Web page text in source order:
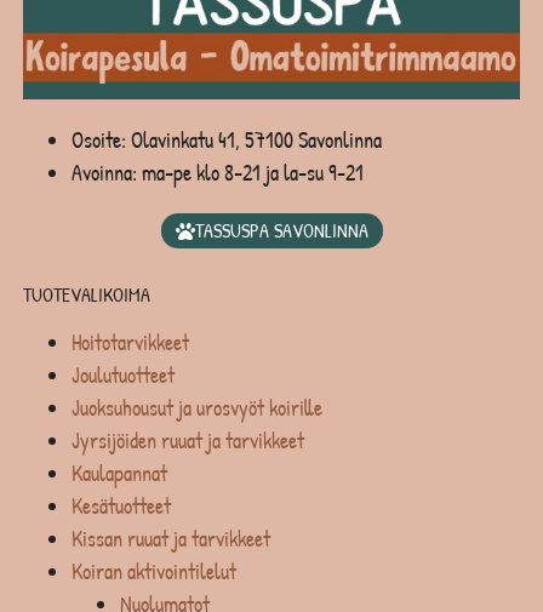
Osoite: Olavinkatu 41, 57100 Savonlinna
Avoinna: ma-pe klo 8-21 ja la-su 9-21
TASSUSPA SAVONLINNA
TUOTEVALIKOIMA
Hoitotarvikkeet
Joulutuotteet
Juoksuhousut ja urosvyöt koirille
Jyrsijöiden ruuat ja tarvikkeet
Kaulapannat
Kesätuotteet
Kissan ruuat ja tarvikkeet
Koiran aktivointilelut
Nuolumatot